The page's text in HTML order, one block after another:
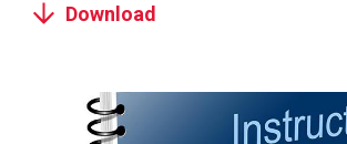
Download